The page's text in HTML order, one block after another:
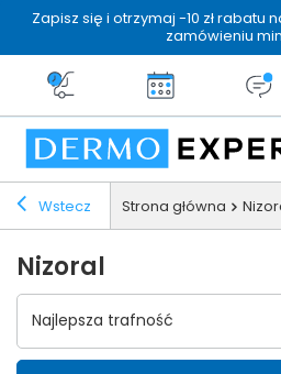
Zapisz się i otrzymaj -10 zł rabatu
zamówieniu
Darmowa dostawa od 199 zł
14 dni na zwrot
Wstecz Strona główna
Nizoral
Wybierz sortowanie
Najlepsza trafność